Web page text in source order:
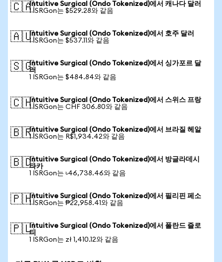
🇨🇦Intuitive Surgical (Ondo Tokenized)에서 캐나다 달러
1 ISRGon는 $529.28와 같음
🇦🇺Intuitive Surgical (Ondo Tokenized)에서 호주 달러
1 ISRGon는 $537.11와 같음
🇸🇬Intuitive Surgical (Ondo Tokenized)에서 싱가포르 달
러
1 ISRGon는 $484.84와 같음
🇨🇭Intuitive Surgical (Ondo Tokenized)에서 스위스 프랑
1 ISRGon는 CHF 306.80와 같음
🇧🇷Intuitive Surgical (Ondo Tokenized)에서 브라질 헤알
1 ISRGon는 R$1,934.42와 같음
🇧🇩Intuitive Surgical (Ondo Tokenized)에서 방글라데시
타카
1 ISRGon는 ৳46,738.46와 같음
🇵🇭Intuitive Surgical (Ondo Tokenized)에서 필리핀 페소
1 ISRGon는 ₱22,958.41와 같음
🇵🇱Intuitive Surgical (Ondo Tokenized)에서 폴란드 즐로
티
1 ISRGon는 zł 1,410.12와 같음